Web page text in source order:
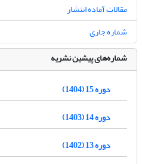
مقالات آماده انتشار
شماره جاری
شماره‌های پیشین نشریه
دوره 15 (1404)
دوره 14 (1403)
دوره 13 (1402)